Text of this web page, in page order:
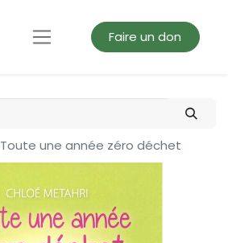
Faire un don
Toute une année zéro déchet